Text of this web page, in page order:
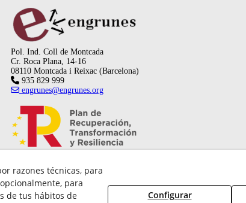
Pol. Ind. Coll de Montcada
Cr. Roca Plana, 14-16
08110 Montcada i Reixac (Barcelona)
935 829 999
engrunes@engrunes.org
razones técnicas, para
para
de tus hábitos de
Configurar